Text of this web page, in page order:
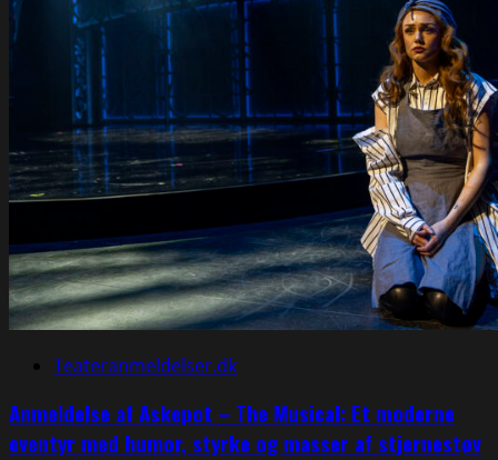
Teateranmeldelser.dk
Anmeldelse af Askepot – The Musical: Et moderne
eventyr med humor, styrke og masser af stjernestøv